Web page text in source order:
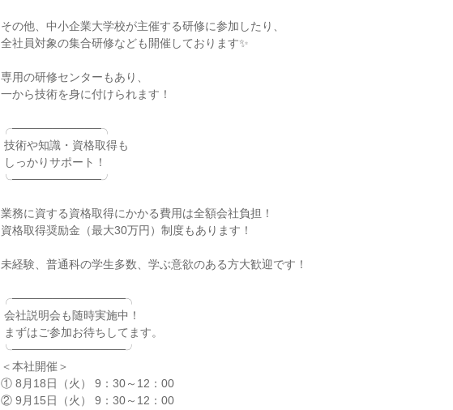
その他、中小企業大学校が主催する研修に参加したり、
全社員対象の集合研修なども開催しております✨
専用の研修センターもあり、
一から技術を身に付けられます！
╭───────────╮
╰───────────╯
業務に資する資格取得にかかる費用は全額会社負担！
資格取得奨励金（最大30万円）制度もあります！
未経験、普通科の学生多数、学ぶ意欲のある方大歓迎です！
╭──────────────╮
╰──────────────╯
＜本社開催＞
① 8月18日（火） 9：30～12：00
② 9月15日（火） 9：30～12：00